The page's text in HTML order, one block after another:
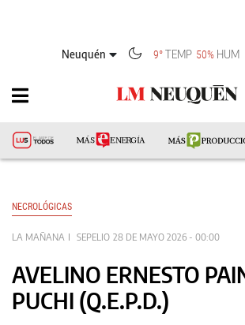
Neuquén 9° TEMP 50% HUM
NECROLÓGICAS
LA MAÑANA SEPELIO 28 DE MAYO 2026 - 00:00
AVELINO ERNESTO
PUCHI (Q.E.P.D.)